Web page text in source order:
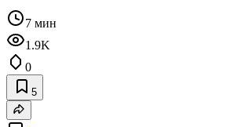
7 мин
1.9K
0
5